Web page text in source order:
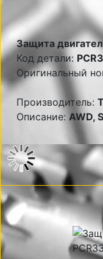
Защита
Код детали:
Оригинальный
Производитель:
Описание: AWD,